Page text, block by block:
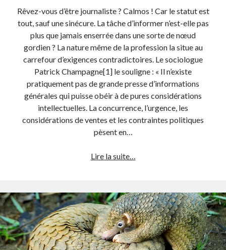
Rêvez-vous d’être journaliste ? Calmos ! Car le statut est
tout, sauf une sinécure. La tâche d’informer n’est-elle pas
plus que jamais enserrée dans une sorte de nœud
gordien ? La nature même de la profession la situe au
carrefour d’exigences contradictoires. Le sociologue
Patrick Champagne[1] le souligne : « Il n’existe
pratiquement pas de grande presse d’informations
générales qui puisse obéir à de pures considérations
intellectuelles. La concurrence, l’urgence, les
considérations de ventes et les contraintes politiques
pèsent en…
Lire la suite…
le
fil
du
rasoir